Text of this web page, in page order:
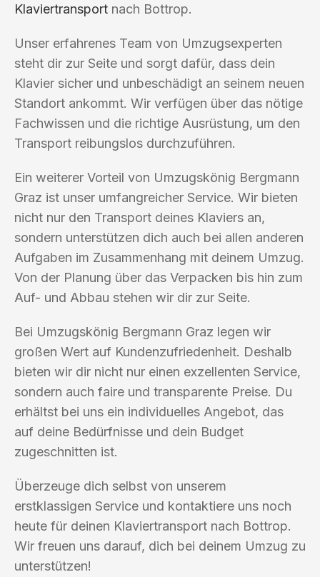
Klaviertransport nach Bottrop.
Unser erfahrenes Team von Umzugsexperten
steht dir zur Seite und sorgt dafür, dass dein
Klavier sicher und unbeschädigt an seinem neuen
Standort ankommt. Wir verfügen über das nötige
Fachwissen und die richtige Ausrüstung, um den
Transport reibungslos durchzuführen.
Ein weiterer Vorteil von Umzugskönig Bergmann
Graz ist unser umfangreicher Service. Wir bieten
nicht nur den Transport deines Klaviers an,
sondern unterstützen dich auch bei allen anderen
Aufgaben im Zusammenhang mit deinem Umzug.
Von der Planung über das Verpacken bis hin zum
Auf- und Abbau stehen wir dir zur Seite.
Bei Umzugskönig Bergmann Graz legen wir
großen Wert auf Kundenzufriedenheit. Deshalb
bieten wir dir nicht nur einen exzellenten Service,
sondern auch faire und transparente Preise. Du
erhältst bei uns ein individuelles Angebot, das
auf deine Bedürfnisse und dein Budget
zugeschnitten ist.
Überzeuge dich selbst von unserem
erstklassigen Service und kontaktiere uns noch
heute für deinen Klaviertransport nach Bottrop.
Wir freuen uns darauf, dich bei deinem Umzug zu
unterstützen!